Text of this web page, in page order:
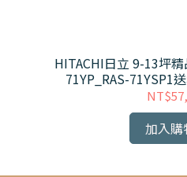
HITACHI日立 9-13坪
71YP_RAS-71YSP1
加入購